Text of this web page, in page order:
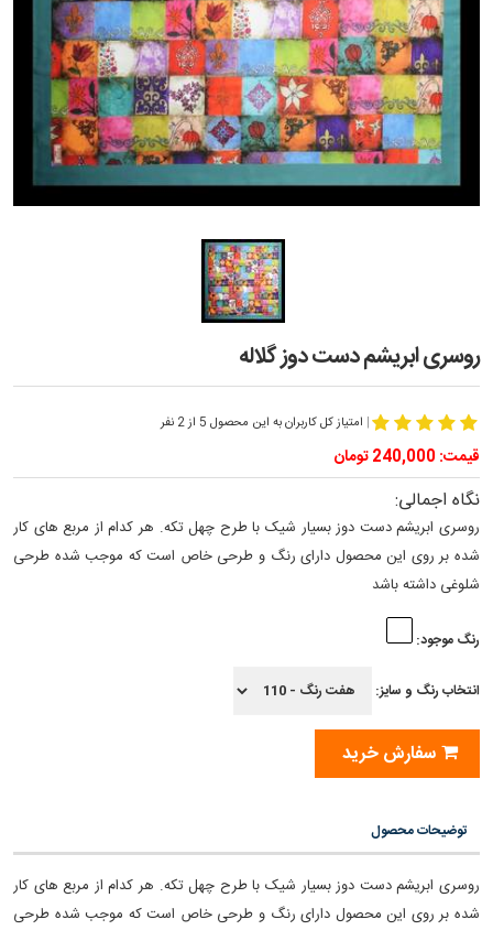
روسری ابریشم دست دوز گلاله
| امتیاز کل کاربران به این محصول 5 از 2 نفر
قیمت: 240,000 تومان
نگاه اجمالی:
روسری ابریشم دست دوز بسیار شیک با طرح چهل تکه. هر کدام از مربع های کار
شده بر روی این محصول دارای رنگ و طرحی خاص است که موجب شده طرحی
شلوغی داشته باشد
رنگ موجود:
انتخاب رنگ و سایز:
سفارش خرید
توضیحات محصول
روسری ابریشم دست دوز بسیار شیک با طرح چهل تکه. هر کدام از مربع های کار
شده بر روی این محصول دارای رنگ و طرحی خاص است که موجب شده طرحی